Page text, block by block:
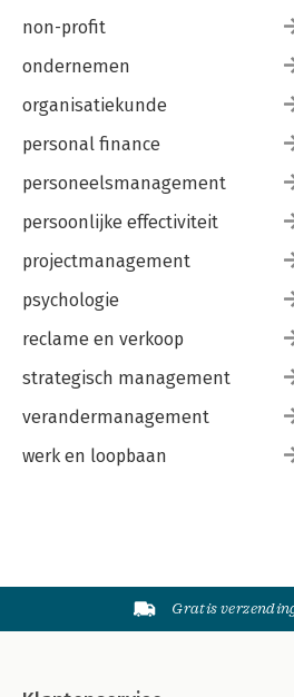
non-profit
ondernemen
organisatiekunde
personal finance
personeelsmanagement
persoonlijke effectiviteit
projectmanagement
psychologie
reclame en verkoop
strategisch management
verandermanagement
werk en loopbaan
Gratis